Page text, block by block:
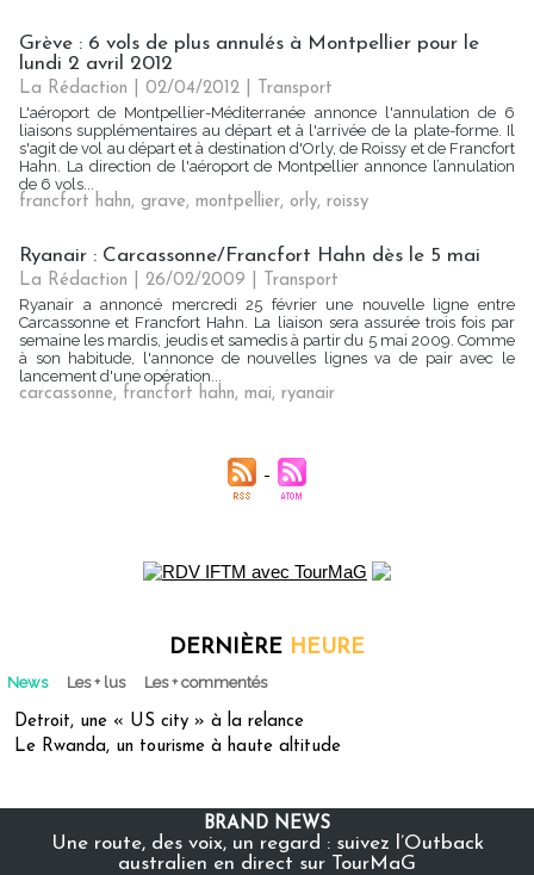
Grève : 6 vols de plus annulés à Montpellier pour le
lundi 2 avril 2012
La Rédaction | 02/04/2012
Transport
L'aéroport de Montpellier-Méditerranée annonce l'annulation de 6
liaisons supplémentaires au départ et à l'arrivée de la plate-forme. Il
s'agit de vol au départ et à destination d'Orly, de Roissy et de Francfort
Hahn. La direction de l'aéroport de Montpellier annonce l’annulation
de 6 vols...
francfort hahn, grave, montpellier, orly, roissy
Ryanair : Carcassonne/Francfort Hahn dès le 5 mai
La Rédaction | 26/02/2009
Transport
Ryanair a annoncé mercredi 25 février une nouvelle ligne entre
Carcassonne et Francfort Hahn. La liaison sera assurée trois fois par
semaine les mardis, jeudis et samedis à partir du 5 mai 2009. Comme
à son habitude, l'annonce de nouvelles lignes va de pair avec le
lancement d'une opération...
carcassonne, francfort hahn, mai, ryanair
DERNIÈRE HEURE
News Les + lus Les + commentés
Detroit, une « US city » à la relance
Le Rwanda, un tourisme à haute altitude
BRAND NEWS
Une route, des voix, un regard : suivez l’Outback
australien en direct sur TourMaG